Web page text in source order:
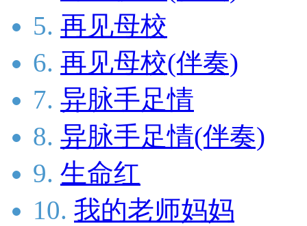
5. 再见母校
6. 再见母校(伴奏)
7. 异脉手足情
8. 异脉手足情(伴奏)
9. 生命红
10. 我的老师妈妈